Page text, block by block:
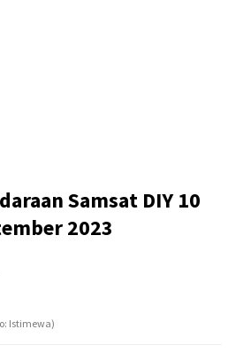
Samsat DIY 10
2023
Istimewa)